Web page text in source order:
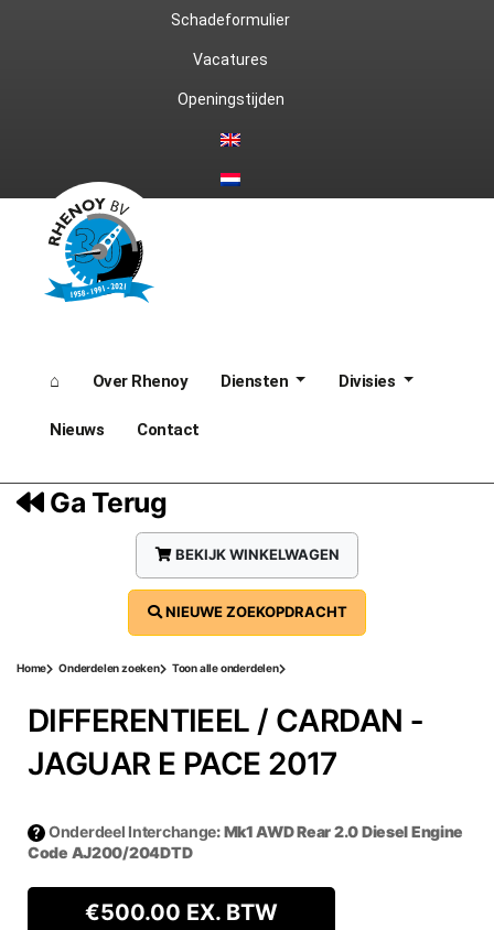
Schadeformulier
Vacatures
Openingstijden
⌂ Over Rhenoy Diensten Divisies
Nieuws Contact
Ga Terug
Home Onderdelen zoeken Toon alle onderdelen
BEKIJK WINKELWAGEN
NIEUWE ZOEKOPDRACHT
DIFFERENTIEEL / CARDAN ‐
JAGUAR E PACE 2017
Onderdeel Interchange: Mk1 AWD Rear 2.0 Diesel Engine
Code AJ200/204DTD
€500.00 EX. BTW